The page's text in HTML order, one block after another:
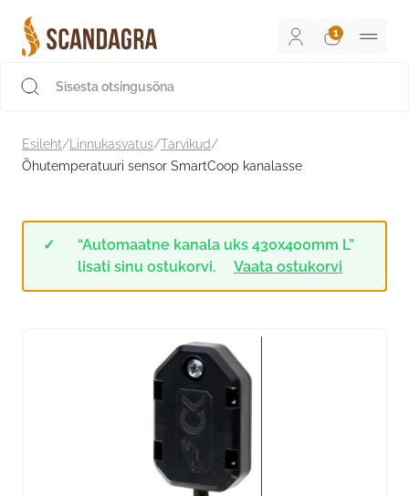
sisu
juurde
Esileht/ Linnukasvatus/Tarvikud/
Õhutemperatuuri sensor SmartCoop kanalasse
“Automaatne kanala uks 430x400mm L”
lisati sinu ostukorvi.
Vaata ostukorvi